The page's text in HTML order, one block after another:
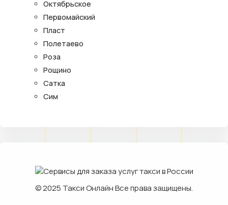
Октябрьское
Первомайский
Пласт
Полетаево
Роза
Рощино
Сатка
Сим
© 2025 Такси ОнлайнВсе права защищены.